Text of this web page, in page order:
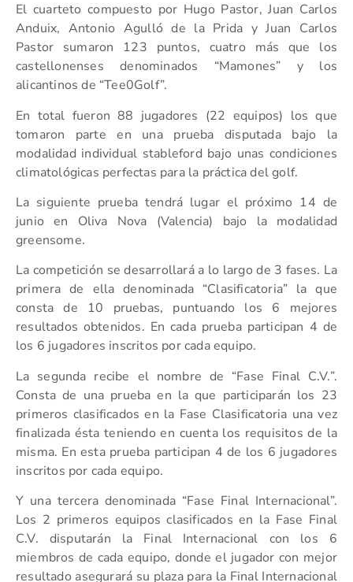
El cuarteto compuesto por Hugo Pastor, Juan Carlos
Anduix, Antonio Agulló de la Prida y Juan Carlos
Pastor sumaron 123 puntos, cuatro más que los
castellonenses denominados “Mamones” y los
alicantinos de “Tee0Golf”.
En total fueron 88 jugadores (22 equipos) los que
tomaron parte en una prueba disputada bajo la
modalidad individual stableford bajo unas condiciones
climatológicas perfectas para la práctica del golf.
La siguiente prueba tendrá lugar el próximo 14 de
junio en Oliva Nova (Valencia) bajo la modalidad
greensome.
La competición se desarrollará a lo largo de 3 fases. La
primera de ella denominada “Clasificatoria” la que
consta de 10 pruebas, puntuando los 6 mejores
resultados obtenidos. En cada prueba participan 4 de
los 6 jugadores inscritos por cada equipo.
La segunda recibe el nombre de “Fase Final C.V.”.
Consta de una prueba en la que participarán los 23
primeros clasificados en la Fase Clasificatoria una vez
finalizada ésta teniendo en cuenta los requisitos de la
misma. En esta prueba participan 4 de los 6 jugadores
inscritos por cada equipo.
Y una tercera denominada “Fase Final Internacional”.
Los 2 primeros equipos clasificados en la Fase Final
C.V. disputarán la Final Internacional con los 6
miembros de cada equipo, donde el jugador con mejor
resultado asegurará su plaza para la Final Internacional